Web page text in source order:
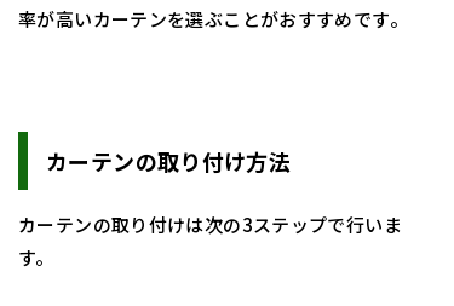
率が高いカーテンを選ぶことがおすすめです。
カーテンの取り付け方法
カーテンの取り付けは次の3ステップで行いま
す。